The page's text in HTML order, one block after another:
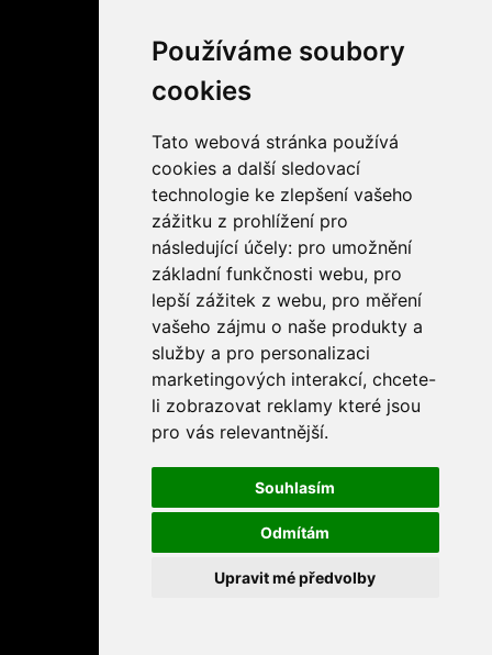
Používáme soubory
cookies
Tato webová stránka používá
cookies a další sledovací
technologie ke zlepšení vašeho
zážitku z prohlížení pro
následující účely: pro umožnění
základní funkčnosti webu, pro
lepší zážitek z webu, pro měření
vašeho zájmu o naše produkty a
služby a pro personalizaci
marketingových interakcí, chcete-
li zobrazovat reklamy které jsou
pro vás relevantnější.
Souhlasím
Odmítám
Upravit mé předvolby